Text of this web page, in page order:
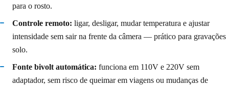
para o rosto.
Controle remoto: ligar, desligar, mudar temperatura e ajustar
intensidade sem sair na frente da câmera — prático para gravações
solo.
Fonte bivolt automática: funciona em 110V e 220V sem
adaptador, sem risco de queimar em viagens ou mudanças de